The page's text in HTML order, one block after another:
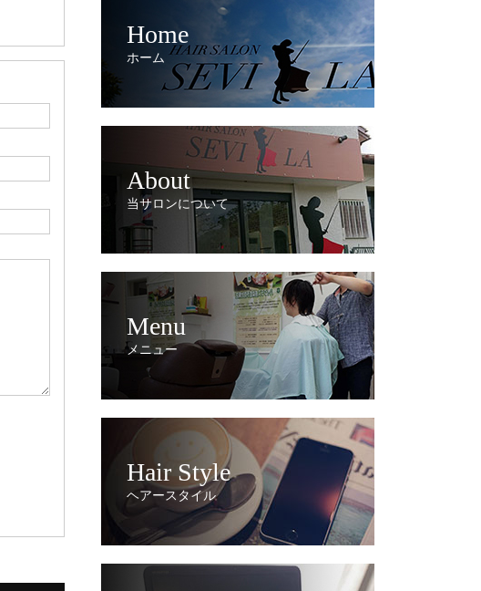
Home
ホーム
About
当サロンについて
Menu
メニュー
Hair Style
ヘアースタイル